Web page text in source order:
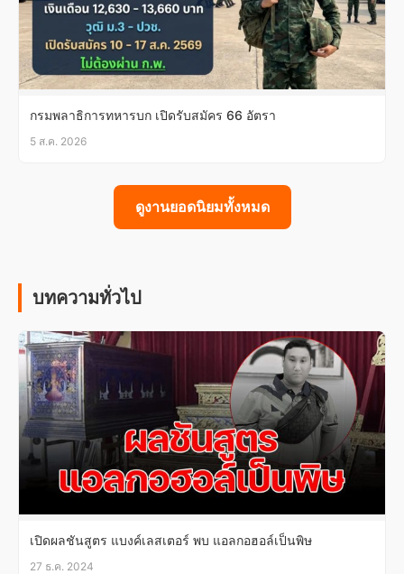
กรมพลาธิการทหารบก เปิดรับสมัคร 66 อัตรา
5 ส.ค. 2026
ดูงานยอดนิยมทั้งหมด
บทความทั่วไป
เปิดผลชันสูตร แบงค์เลสเตอร์ พบ แอลกอฮอล์เป็นพิษ
27 ธ.ค. 2024